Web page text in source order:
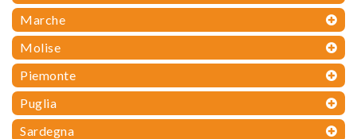
Marche
Molise
Piemonte
Puglia
Sardegna